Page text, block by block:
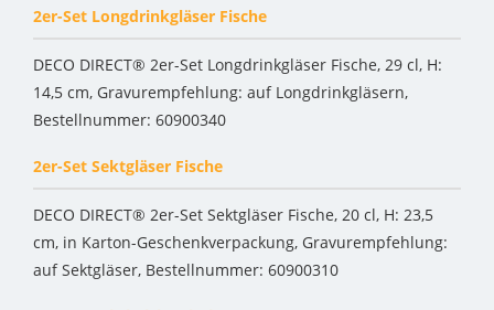
2er-Set Longdrinkgläser Fische
DECO DIRECT® 2er-Set Longdrinkgläser Fische, 29 cl, H:
14,5 cm, Gravurempfehlung: auf Longdrinkgläsern,
Bestellnummer: 60900340
2er-Set Sektgläser Fische
DECO DIRECT® 2er-Set Sektgläser Fische, 20 cl, H: 23,5
cm, in Karton-Geschenkverpackung, Gravurempfehlung:
auf Sektgläser, Bestellnummer: 60900310